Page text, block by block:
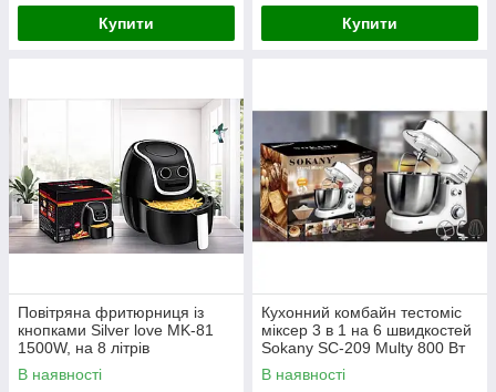
Купити Купити
Повітряна фритюрниця із
кнопками Silver love MK-81
1500W, на 8 літрів
В наявності
Кухонний комбайн тестоміс
міксер 3 в 1 на 6 швидкостей
Sokany SC-209 Multy 800 Вт
В наявності